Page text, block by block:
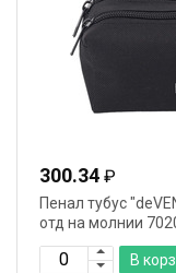
300.34 ₽
Пенал тубус
отд на молнии
В